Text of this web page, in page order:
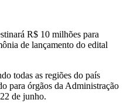
R$ 10 milhões para
de lançamento do edital
todas as regiões do país
para órgãos da Administração
de junho.